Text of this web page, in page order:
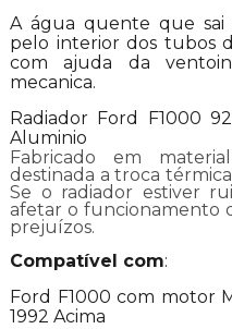
A água quente que
pelo interior dos tubos
com ajuda da
mecanica.
Radiador Ford F1000
Aluminio
Fabricado em
destinada a troca
Se o radiador estiver
afetar o funcionamento
prejuízos.
Compatível com:
Ford F1000 com motor
1992 Acima